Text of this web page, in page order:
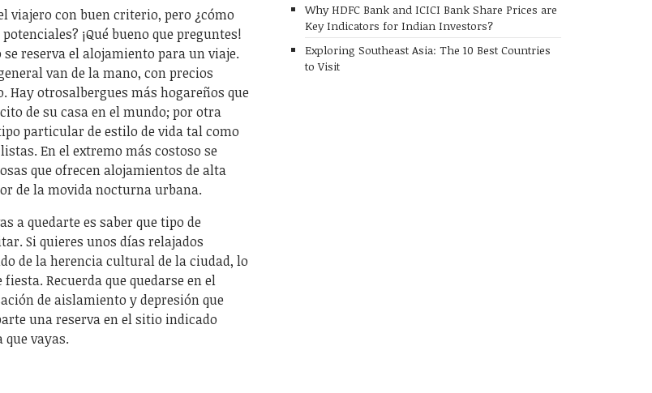
viajero con buen criterio, pero ¿cómo
¡Qué bueno que preguntes!
reserva el alojamiento para un viaje.
van de la mano, con precios
otrosalbergues más hogareños que
de su casa en el mundo; por otra
particular de estilo de vida tal como
En el extremo más costoso se
que ofrecen alojamientos de alta
de la movida nocturna urbana.
a quedarte es saber que tipo de
Si quieres unos días relajados
de la herencia cultural de la ciudad, lo
Recuerda que quedarse en el
de aislamiento y depresión que
una reserva en el sitio indicado
vayas.
Why HDFC Bank and ICICI Bank Share Prices are
Key Indicators for Indian Investors?
Exploring Southeast Asia: The 10 Best Countries
to Visit